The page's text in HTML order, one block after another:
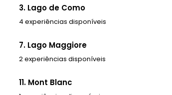
3. Lago de Como
4 experiências disponíveis
7. Lago Maggiore
2 experiências disponíveis
11. Mont Blanc